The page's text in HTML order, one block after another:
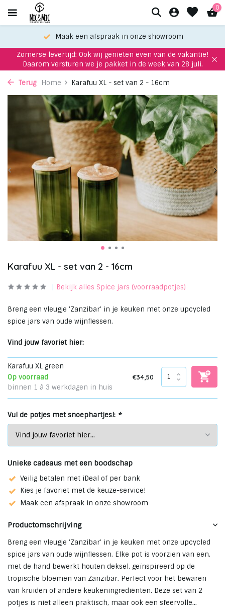
0
Maak een afspraak in onze showroom
Zomerse levertijd: Ook wij genieten even van de vakantie!
Daarom versturen we je pakket in de week van 28 juli.
Terug Home Karafuu XL - set van 2 - 16cm
Karafuu XL - set van 2 - 16cm
Bekijk alles Spice jars (voorraadpotjes)
Breng een vleugje 'Zanzibar' in je keuken met onze upcycled
spice jars van oude wijnflessen.
Vind jouw favoriet hier:
Karafuu XL green
Op voorraad
binnen 1 à 3 werkdagen in huis
€34,50
Vul de potjes met snoephartjes!: *
Unieke cadeaus met een boodschap
Veilig betalen met iDeal of per bank
Kies je favoriet met de keuze-service!
Maak een afspraak in onze showroom
Productomschrijving
Breng een vleugje 'Zanzibar' in je keuken met onze upcycled
spice jars van oude wijnflessen. Elke pot is voorzien van een,
met de hand bewerkt houten deksel, geïnspireerd op de
tropische bloemen van Zanzibar. Perfect voor het bewaren
van kruiden of andere keukeningrediënten. Deze set van 2
potjes is niet alleen praktisch, maar ook een sfeervolle...